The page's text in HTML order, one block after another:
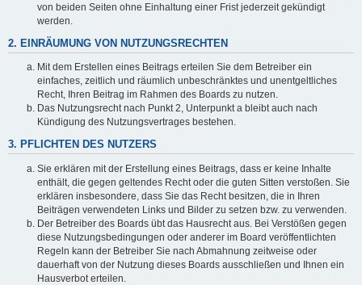
von beiden Seiten ohne Einhaltung einer Frist jederzeit gekündigt
werden.
2. EINRÄUMUNG VON NUTZUNGSRECHTEN
Mit dem Erstellen eines Beitrags erteilen Sie dem Betreiber ein
einfaches, zeitlich und räumlich unbeschränktes und unentgeltliches
Recht, Ihren Beitrag im Rahmen des Boards zu nutzen.
Das Nutzungsrecht nach Punkt 2, Unterpunkt a bleibt auch nach
Kündigung des Nutzungsvertrages bestehen.
3. PFLICHTEN DES NUTZERS
Sie erklären mit der Erstellung eines Beitrags, dass er keine Inhalte
enthält, die gegen geltendes Recht oder die guten Sitten verstoßen. Sie
erklären insbesondere, dass Sie das Recht besitzen, die in Ihren
Beiträgen verwendeten Links und Bilder zu setzen bzw. zu verwenden.
Der Betreiber des Boards übt das Hausrecht aus. Bei Verstößen gegen
diese Nutzungsbedingungen oder anderer im Board veröffentlichten
Regeln kann der Betreiber Sie nach Abmahnung zeitweise oder
dauerhaft von der Nutzung dieses Boards ausschließen und Ihnen ein
Hausverbot erteilen.